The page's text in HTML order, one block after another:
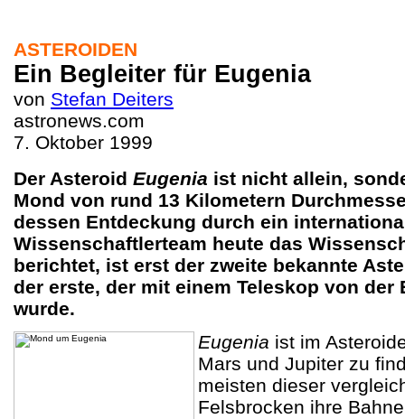
ASTEROIDEN
Ein Begleiter für Eugenia
von Stefan Deiters
astronews.com
7. Oktober 1999
Der Asteroid Eugenia ist nicht allein,
Mond von rund 13 Kilometern
dessen Entdeckung durch ein
Wissenschaftlerteam heute das
berichtet, ist erst der zweite bekannte
der erste, der mit einem Teleskop von der
wurde.
Eugenia ist im
Mars und Jupiter zu
meisten dieser
Felsbrocken ihre